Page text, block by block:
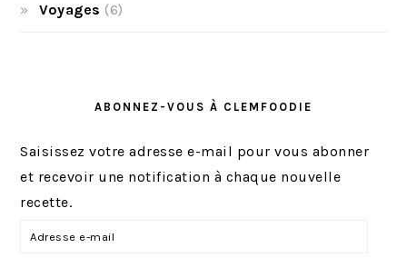
Voyages (6)
ABONNEZ-VOUS À CLEMFOODIE
Saisissez votre adresse e-mail pour vous abonner
et recevoir une notification à chaque nouvelle
recette.